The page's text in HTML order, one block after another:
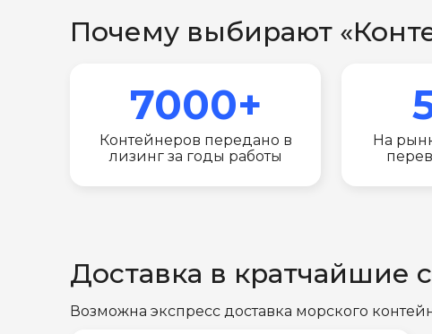
Почему выбирают
7000+
Контейнеров передано в
лизинг за годы работы
На
Доставка в кратчайшие
Возможна экспресс доставка морского